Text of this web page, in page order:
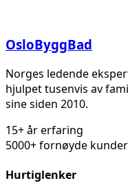
OsloByggBad
Norges ledende
hjulpet tusenvis av
sine siden 2010.
15+ år erfaring
5000+ fornøyde kunder
Hurtiglenker